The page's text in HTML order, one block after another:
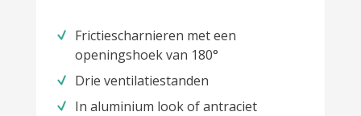
Frictiescharnieren met een
openingshoek van 180°
Drie ventilatiestanden
In aluminium look of antraciet